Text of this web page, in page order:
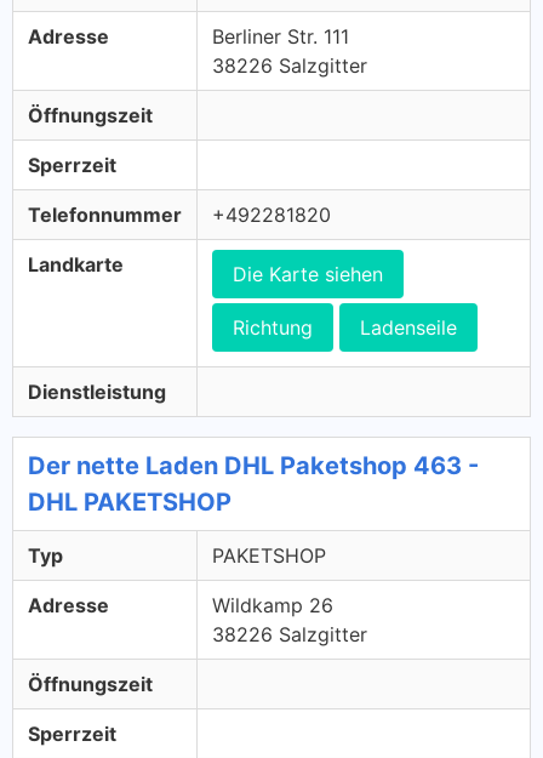
Adresse
Berliner Str. 111
38226 Salzgitter
Öffnungszeit
Sperrzeit
Telefonnummer +492281820
Landkarte Die Karte siehen
Richtung Ladenseile
Dienstleistung
Der nette Laden DHL Paketshop 463 -
DHL PAKETSHOP
Typ PAKETSHOP
Adresse
Wildkamp 26
38226 Salzgitter
Öffnungszeit
Sperrzeit